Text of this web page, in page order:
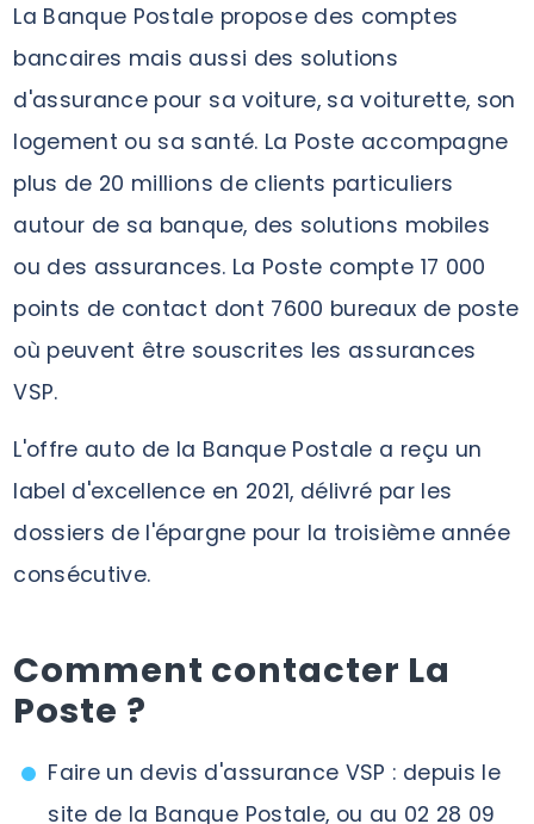
La Banque Postale propose des comptes
bancaires mais aussi des solutions
d'assurance pour sa voiture, sa voiturette, son
logement ou sa santé. La Poste accompagne
plus de 20 millions de clients particuliers
autour de sa banque, des solutions mobiles
ou des assurances. La Poste compte 17 000
points de contact dont 7600 bureaux de poste
où peuvent être souscrites les assurances
VSP.
L'offre auto de la Banque Postale a reçu un
label d'excellence en 2021, délivré par les
dossiers de l'épargne pour la troisième année
consécutive.
Comment contacter La
Poste ?
Faire un devis d'assurance VSP : depuis le
site de la Banque Postale, ou au 02 28 09